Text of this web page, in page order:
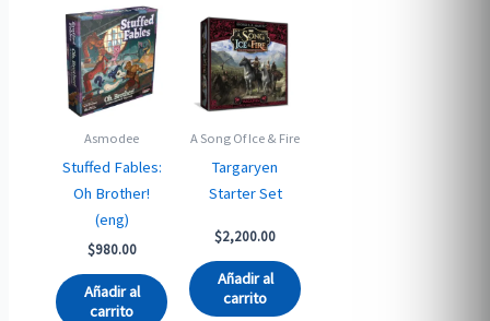
Asmodee
Stuffed Fables:
Oh Brother!
(eng)
$980.00
Añadir al
carrito
A Song Of Ice & Fire
Targaryen
Starter Set
$2,200.00
Añadir al
carrito